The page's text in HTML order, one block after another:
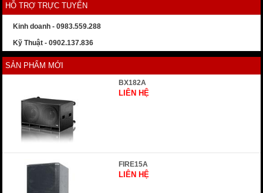
HỖ TRỢ TRỰC TUYẾN
Kinh doanh - 0983.559.288
Kỹ Thuật - 0902.137.836
SẢN PHẨM MỚI
BX182A
LIÊN HỆ
FIRE15A
LIÊN HỆ